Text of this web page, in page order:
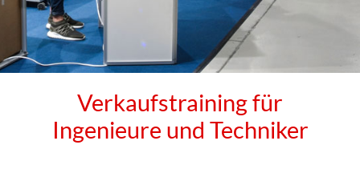
Verkaufstraining für
Ingenieure und Techniker